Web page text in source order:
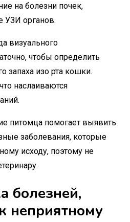
на болезни почек,
УЗИ органов.
визуального
чтобы определить
запаха изо рта кошки.
наслаиваются
питомца помогает выявить
заболевания, которые
исходу, поэтому не
болезней,
неприятному